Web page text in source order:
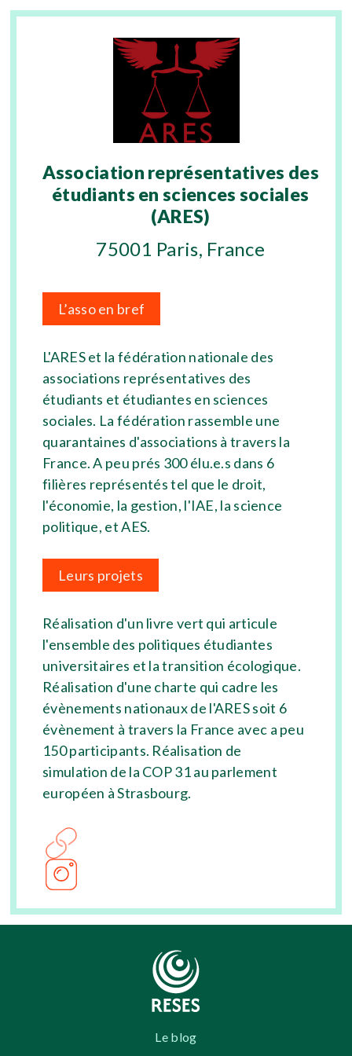
Association représentatives des
étudiants en sciences sociales
(ARES)
75001 Paris, France
L’asso en bref
L'ARES et la fédération nationale des
associations représentatives des
étudiants et étudiantes en sciences
sociales. La fédération rassemble une
quarantaines d'associations à travers la
France. A peu prés 300 élu.e.s dans 6
filières représentés tel que le droit,
l'économie, la gestion, l'IAE, la science
politique, et AES.
Leurs projets
Réalisation d'un livre vert qui articule
l'ensemble des politiques étudiantes
universitaires et la transition écologique.
Réalisation d'une charte qui cadre les
évènements nationaux de l'ARES soit 6
évènement à travers la France avec a peu
150 participants. Réalisation de
simulation de la COP 31 au parlement
européen à Strasbourg.
Le blog